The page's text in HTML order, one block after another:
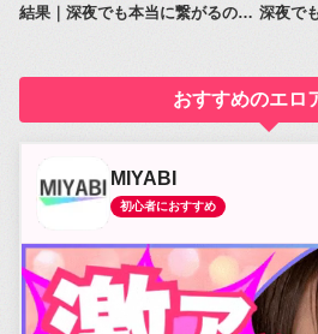
結果｜深夜でも本当に繋がるのか 深夜で
おすすめのエロ
MIYABI
初心者におすすめ